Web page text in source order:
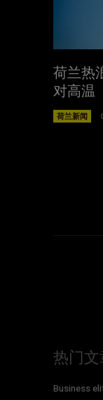
荷兰热
对高温
荷兰新闻
热门
Business